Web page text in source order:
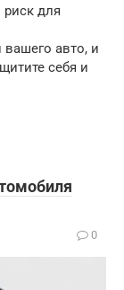
для
вашего авто, и
себя и
0